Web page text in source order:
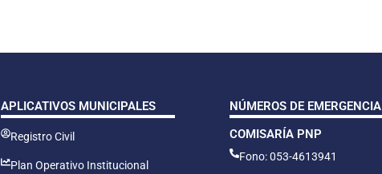
APLICATIVOS MUNICIPALES
Registro Civil
Plan Operativo Institucional
NÚMEROS DE EMERGENCIA
COMISARÍA PNP
Fono: 053-4613941